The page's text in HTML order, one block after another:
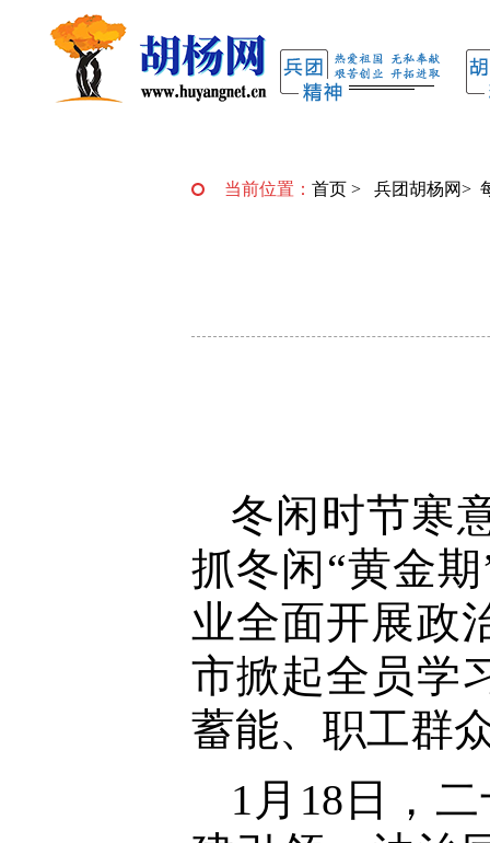
当前位置： 首页 > 兵团胡杨网>
冬闲时节寒
抓冬闲“黄金
业全面开展政
市掀起全员学
蓄能、职工群
1月18日，